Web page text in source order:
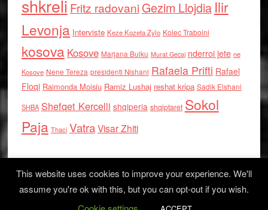
shkreli Fritz radovaniGezim Llojdia Ilir
Levonja Interviste Keze Kozeta Zylo Kolec Traboini
kosova Kosove Marjana Bulku Murat Gecaj nderroi jete ne
Kosove Nene Tereza presidenti Nishani Rafaela Prifti Rafael
Floqi Raimonda Moisiu Ramiz Lushaj reshat kripa Sadik Elshani
SHBA Shefqet Kercelli shqiperia shqiptaret Sokol
Paja Thaci VatraVisar Zhiti
Log in
This website uses cookies to improve your experience. We'll
assume you're ok with this, but you can opt-out if you wish.